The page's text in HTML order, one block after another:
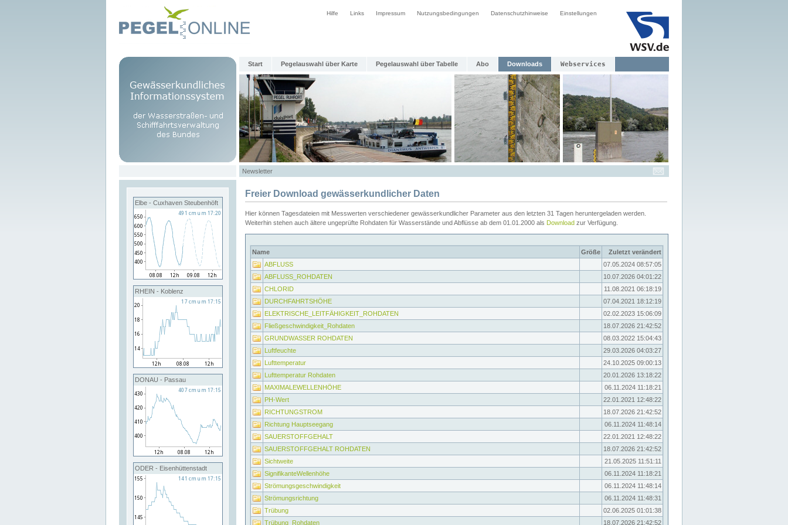
Hilfe Links Impressum Nutzungsbedingungen Datenschutzhinweise Einstellungen
Start Pegelauswahl über Karte Pegelauswahl über Tabelle Abo Downloads Webservices
Newsletter
Elbe - Cuxhaven Steubenhöft
RHEIN - Koblenz
DONAU - Passau
ODER - Eisenhüttenstadt
Freier Download gewässerkundlicher Daten
Hier können Tagesdateien mit Messwerten verschiedener gewässerkundlicher Parameter aus den letzten 31 Tagen heruntergeladen werden.
Weiterhin stehen auch ältere ungeprüfte Rohdaten für Wasserstände und Abflüsse ab dem 01.01.2000 als Download zur Verfügung.
Name Größe
Zuletzt verändert
ABFLUSS
07.05.2024 08:57:05
ABFLUSS_ROHDATEN
10.07.2026 04:01:22
CHLORID
11.08.2021 06:18:19
DURCHFAHRTSHÖHE
07.04.2021 18:12:19
ELEKTRISCHE_LEITFÄHIGKEIT_ROHDATEN
02.02.2023 15:06:09
Fließgeschwindigkeit_Rohdaten
18.07.2026 21:42:52
GRUNDWASSER ROHDATEN
08.03.2022 15:04:43
Luftfeuchte
29.03.2026 04:03:27
Lufttemperatur
24.10.2025 09:00:13
Lufttemperatur Rohdaten
20.01.2026 13:18:22
MAXIMALEWELLENHÖHE
06.11.2024 11:18:21
PH-Wert
22.01.2021 12:48:22
RICHTUNGSTROM
18.07.2026 21:42:52
Richtung Hauptseegang
06.11.2024 11:48:14
SAUERSTOFFGEHALT
22.01.2021 12:48:22
SAUERSTOFFGEHALT ROHDATEN
18.07.2026 21:42:52
Sichtweite
21.05.2025 11:51:11
SignifikanteWellenhöhe
06.11.2024 11:18:21
Strömungsgeschwindigkeit
06.11.2024 11:48:14
Strömungsrichtung
06.11.2024 11:48:31
Trübung
02.06.2025 01:01:38
Trübung_Rohdaten
18.07.2026 21:42:52